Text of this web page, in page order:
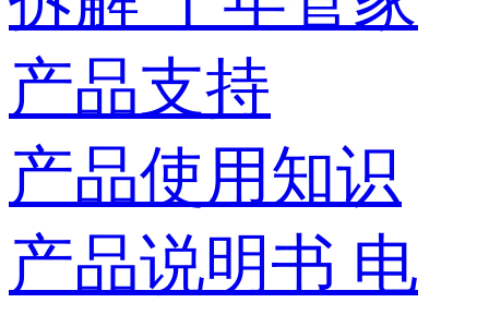
产品支持
产品使用知识
产品说明书 电